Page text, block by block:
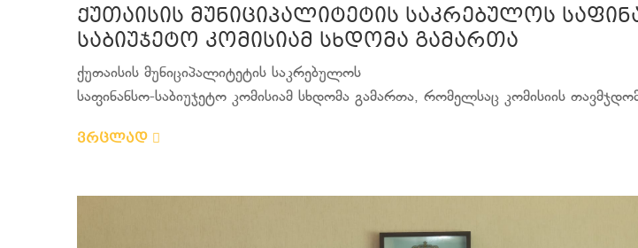
ქუთაისის მუნიციპალიტეტის საკრებულოს
საბიუჯეტო კომისიამ სხდომა გამართა
ქუთაისის მუნიციპალიტეტის საკრებულოს
საფინანსო-საბიუჯეტო კომისიამ სხდომა გამართა, რომელსაც კომისიის
ვრცლად